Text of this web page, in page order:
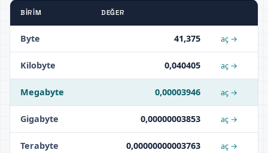
BIRIM DEĞER
Byte 41,375 aç →
Kilobyte 0,040405 aç →
Megabyte 0,00003946 aç →
Gigabyte 0,00000003853 aç →
Terabyte 0,00000000003763 aç →